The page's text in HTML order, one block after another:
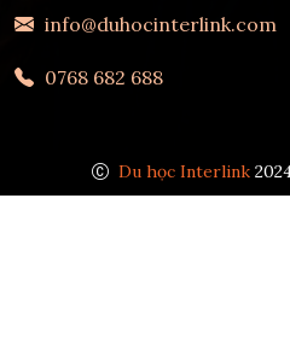
info@duhocinterlink.com
0768 682 688
Du học Interlink